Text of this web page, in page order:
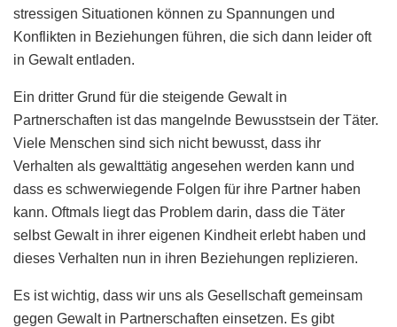
stressigen Situationen können zu Spannungen und
Konflikten in Beziehungen führen, die sich dann leider oft
in Gewalt entladen.
Ein dritter Grund für die steigende Gewalt in
Partnerschaften ist das mangelnde Bewusstsein der Täter.
Viele Menschen sind sich nicht bewusst, dass ihr
Verhalten als gewalttätig angesehen werden kann und
dass es schwerwiegende Folgen für ihre Partner haben
kann. Oftmals liegt das Problem darin, dass die Täter
selbst Gewalt in ihrer eigenen Kindheit erlebt haben und
dieses Verhalten nun in ihren Beziehungen replizieren.
Es ist wichtig, dass wir uns als Gesellschaft gemeinsam
gegen Gewalt in Partnerschaften einsetzen. Es gibt